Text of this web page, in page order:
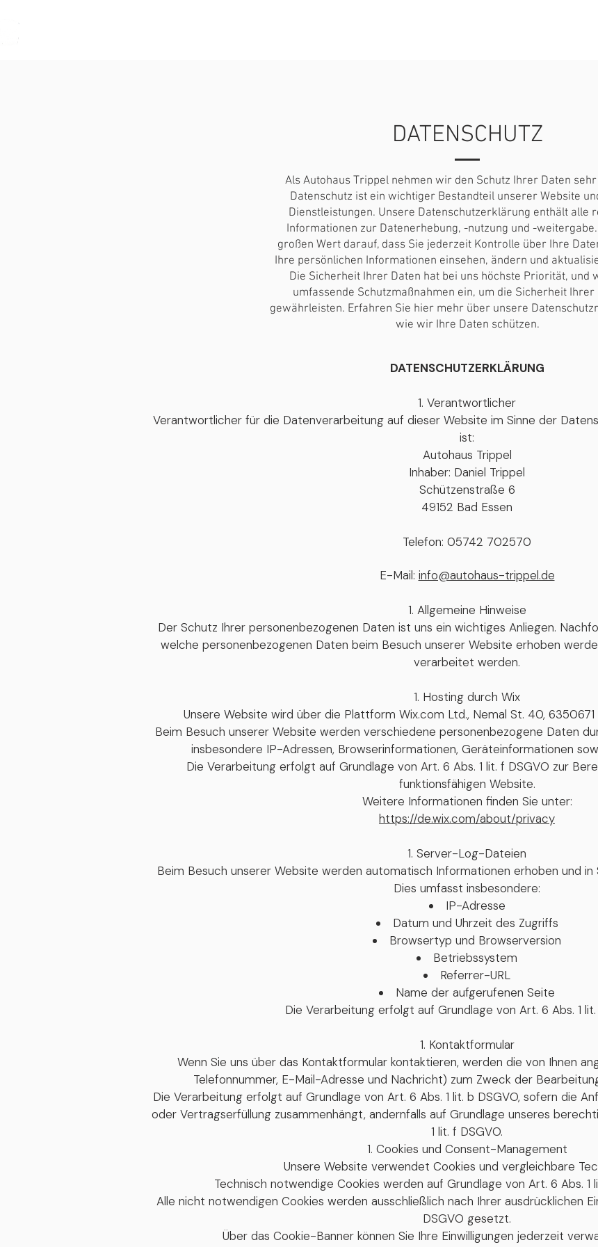
DATENSCHUTZ
Als Autohaus Trippel nehmen wir den Schutz Ihrer Daten
Datenschutz ist ein wichtiger Bestandteil unserer Website
Dienstleistungen. Unsere Datenschutzerklärung enthält alle
Informationen zur Datenerhebung, -nutzung und -
großen Wert darauf, dass Sie jederzeit Kontrolle über Ihre
Ihre persönlichen Informationen einsehen, ändern und
Die Sicherheit Ihrer Daten hat bei uns höchste Priorität, und
umfassende Schutzmaßnahmen ein, um die Sicherheit Ihrer
gewährleisten. Erfahren Sie hier mehr über unsere
wie wir Ihre Daten schützen.
DATENSCHUTZERKLÄRUNG
Verantwortlicher
Verantwortlicher für die Datenverarbeitung auf dieser Website im Sinne der
ist:
Autohaus Trippel
Inhaber: Daniel Trippel
Schützenstraße 6
49152 Bad Essen
Telefon: 05742 702570
E-Mail: info@autohaus-trippel.de
Allgemeine Hinweise
Der Schutz Ihrer personenbezogenen Daten ist uns ein wichtiges Anliegen.
welche personenbezogenen Daten beim Besuch unserer Website erhoben
verarbeitet werden.
Hosting durch Wix
Unsere Website wird über die Plattform Wix.com Ltd., Nemal St. 40, 6350671
Beim Besuch unserer Website werden verschiedene personenbezogene Daten
insbesondere IP-Adressen, Browserinformationen, Geräteinformationen
Die Verarbeitung erfolgt auf Grundlage von Art. 6 Abs. 1 lit. f DSGVO zur
funktionsfähigen Website.
Weitere Informationen finden Sie unter:
https://de.wix.com/about/privacy
Server-Log-Dateien
Beim Besuch unserer Website werden automatisch Informationen erhoben und
Dies umfasst insbesondere:
IP-Adresse
Datum und Uhrzeit des Zugriffs
Browsertyp und Browserversion
Betriebssystem
Referrer-URL
Name der aufgerufenen Seite
Die Verarbeitung erfolgt auf Grundlage von Art. 6 Abs. 1 lit.
Kontaktformular
Wenn Sie uns über das Kontaktformular kontaktieren, werden die von Ihnen
Telefonnummer, E-Mail-Adresse und Nachricht) zum Zweck der
Die Verarbeitung erfolgt auf Grundlage von Art. 6 Abs. 1 lit. b DSGVO, sofern die
oder Vertragserfüllung zusammenhängt, andernfalls auf Grundlage unseres
1 lit. f DSGVO.
Cookies und Consent-Management
Unsere Website verwendet Cookies und vergleichbare
Technisch notwendige Cookies werden auf Grundlage von Art. 6 Abs. 1
Alle nicht notwendigen Cookies werden ausschließlich nach Ihrer ausdrücklichen
DSGVO gesetzt.
Über das Cookie-Banner können Sie Ihre Einwilligungen jederzeit